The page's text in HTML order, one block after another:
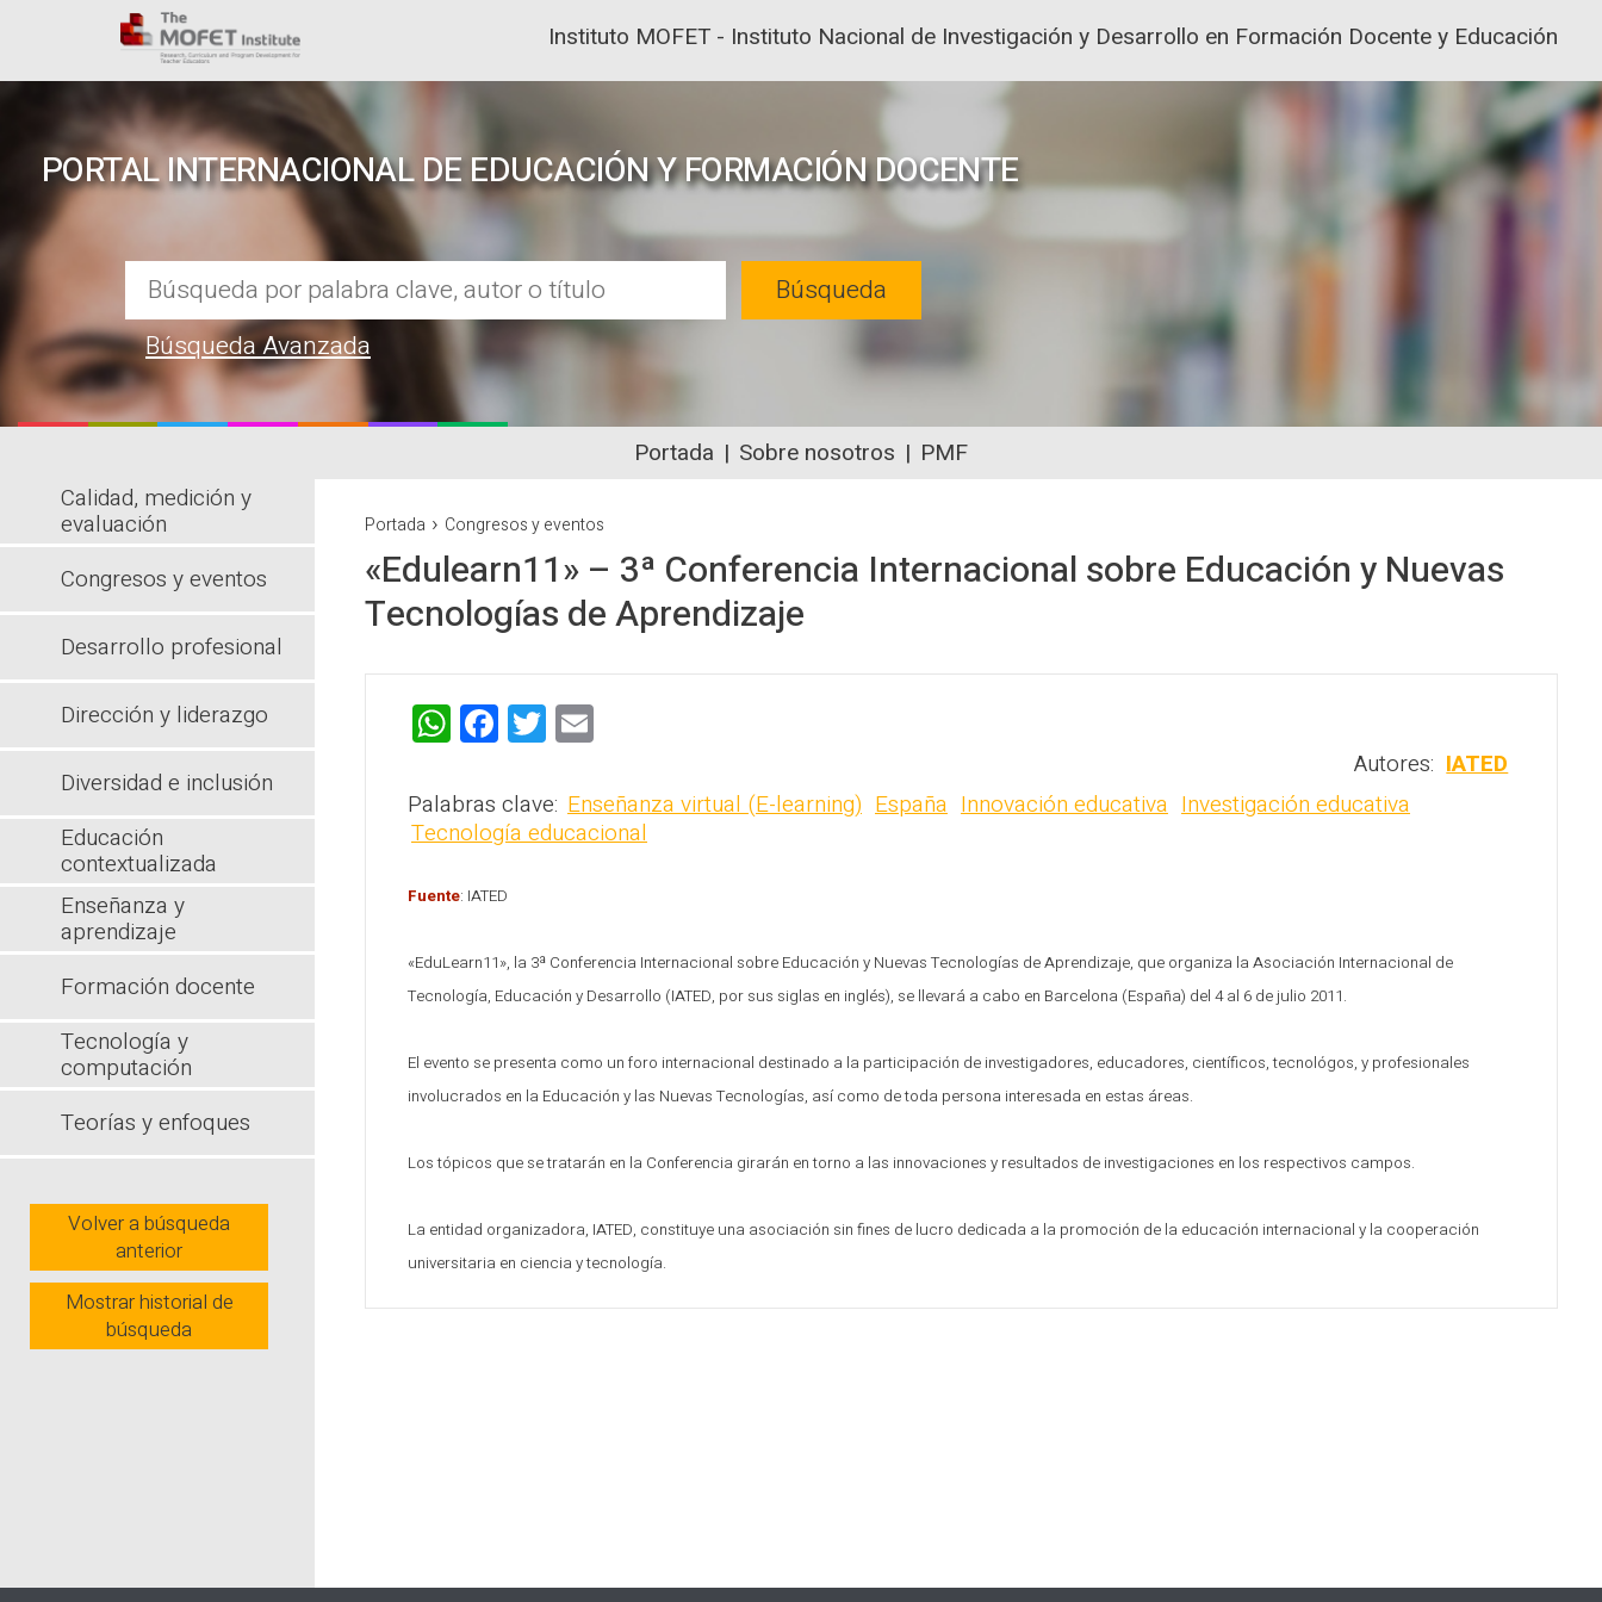
Instituto MOFET - Instituto Nacional de Investigación y Desarrollo en Formación Docente y Educación
PORTAL INTERNACIONAL DE EDUCACIÓN Y FORMACIÓN DOCENTE
REPOSITORIO EN LÍNEA DE CONTENIDOS ACADÉMICOS SOBRE EDUCACIÓN Y FORMACIÓN DEL
Búsqueda
Búsqueda Avanzada
Portada Sobre nosotros PMF
Portada › Congresos y eventos
«Edulearn11» – 3ª Conferencia Internacional sobre Educación y Nuevas
Tecnologías de Aprendizaje
W
h
at
s
A
p
p
F
a
ce
b
o
o
k
T
wi
tt
er
ai
l
Autores: IATED
Palabras clave: Enseñanza virtual (E-learning) España Innovación educativa Investigación educativa
Tecnología educacional
Fuente: IATED
«EduLearn11», la 3ª Conferencia Internacional sobre Educación y Nuevas Tecnologías de Aprendizaje, que organiza la Asociación Internacional de
Tecnología, Educación y Desarrollo (IATED, por sus siglas en inglés), se llevará a cabo en Barcelona (España) del 4 al 6 de julio 2011.
El evento se presenta como un foro internacional destinado a la participación de investigadores, educadores, científicos, tecnológos, y profesionales
involucrados en la Educación y las Nuevas Tecnologías, así como de toda persona interesada en estas áreas.
Los tópicos que se tratarán en la Conferencia girarán en torno a las innovaciones y resultados de investigaciones en los respectivos campos.
La entidad organizadora, IATED, constituye una asociación sin fines de lucro dedicada a la promoción de la educación internacional y la cooperación
universitaria en ciencia y tecnología.
Calidad, medición y
evaluación
Congresos y eventos
Desarrollo profesional
Dirección y liderazgo
Diversidad e inclusión
Educación
contextualizada
Enseñanza y
aprendizaje
Formación docente
Tecnología y
computación
Teorías y enfoques
Volver a búsqueda
anterior
Mostrar historial de
búsqueda